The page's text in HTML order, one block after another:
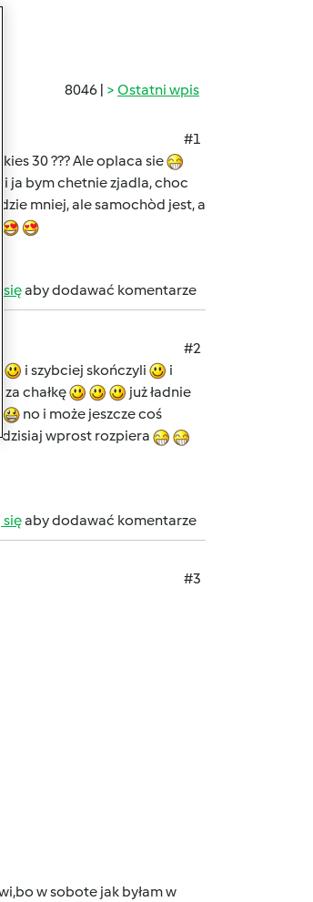
8046 | Ostatni wpis
#1
30 ??? Ale oplaca sie
i ja bym chetnie zjadla, choc
mniej, ale samochòd jest, a
sięaby dodawać komentarze
#2
i szybciej skończyli
i
za chałkę
już ładnie
no i może jeszcze coś
wprost rozpiera
sięaby dodawać komentarze
#3
w sobote jak byłam w